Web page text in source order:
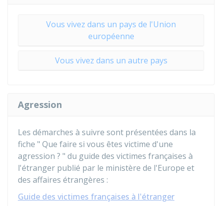
Vous vivez dans un pays de l'Union
européenne
Vous vivez dans un autre pays
Agression
Les démarches à suivre sont présentées dans la
fiche " Que faire si vous êtes victime d'une
agression ? " du guide des victimes françaises à
l'étranger publié par le ministère de l'Europe et
des affaires étrangères :
Guide des victimes françaises à l'étranger